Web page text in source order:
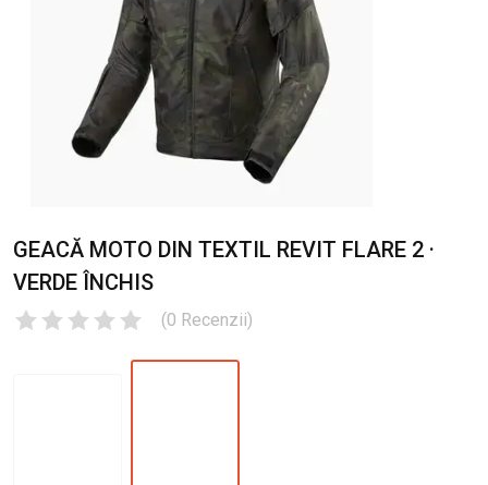
GEACĂ MOTO DIN TEXTIL REVIT FLARE 2 ·
VERDE ÎNCHIS
(0 Recenzii)